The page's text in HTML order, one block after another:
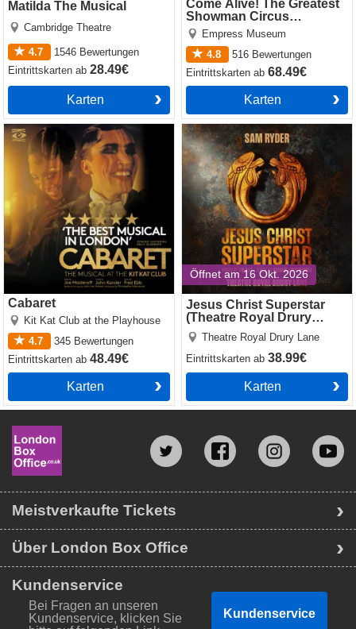
Matilda The Musical
Cambridge Theatre
4.7 1546 Bewertungen
Eintrittskartenab28.49€
Karten
Come Alive! The Greatest
Showman Circus
Spectacular
Empress Museum
4.8
516 Bewertungen
Eintrittskartenab68.49€
Karten
Cabaret
Kit Kat Club at the Playhouse
4.7
345 Bewertungen
Eintrittskartenab48.49€
Karten
Cabaret
Öffnet am 16 Okt. 2026
Jesus Christ Superstar
(Theatre Royal Drury
Lane)
Theatre Royal Drury Lane
Eintrittskartenab38.99€
Karten
Jesus Christ Superstar
(Theatre Royal Drury Lane)
Meistverkaufte Tickets
Über London Box Office
Kundenservice
Bei Fragen an unseren
Kundenservice, klicken Sie
Kundenservice